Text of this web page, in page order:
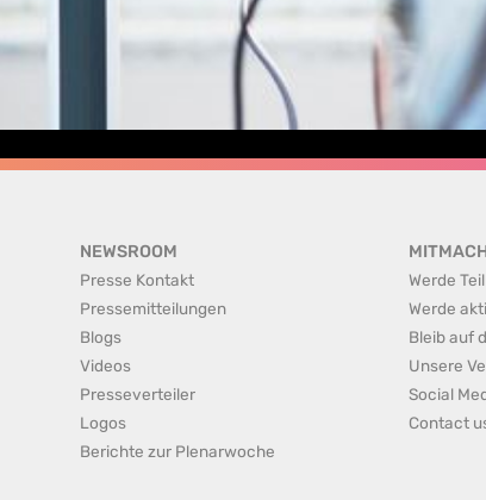
NEWSROOM
Presse Kontakt
Pressemitteilungen
Blogs
Videos
Presseverteiler
Logos
Berichte zur Plenarwoche
Werde
Werde
Bleib auf
Unsere
Social
Contact